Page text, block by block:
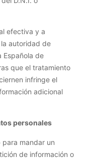
efectiva y a
autoridad de
Española de
que el tratamiento
infringe el
adicional
personales
para mandar un
de información o